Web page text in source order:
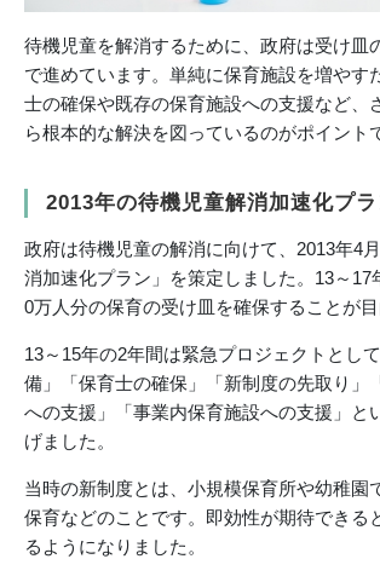
待機児童を解消するために、政府は受け皿
で進めています。単純に保育施設を増やす
士の確保や既存の保育施設への支援など、
ら根本的な解決を図っているのがポイント
2013年の待機児童解消加速化プ
政府は待機児童の解消に向けて、2013年4
消加速化プラン」を策定しました。13～17
0万人分の保育の受け皿を確保することが目
13～15年の2年間は緊急プロジェクトとし
備」「保育士の確保」「新制度の先取り」
への支援」「事業内保育施設への支援」と
げました。
当時の新制度とは、小規模保育所や幼稚園
保育などのことです。即効性が期待できる
るようになりました。